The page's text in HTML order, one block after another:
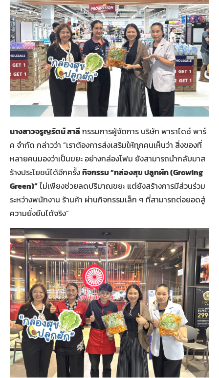
นางสาวจรูญรัตน์ สาลีกรรมการผู้จัดการ บริษัท พาราไดซ์ พาร์
ค จำกัด กล่าวว่า “เราต้องการส่งเสริมให้ทุกคนเห็นว่า สิ่งของที่
หลายคนมองว่าเป็นขยะ อย่างกล่องโฟม ยังสามารถนำกลับมาส
ร้างประโยชน์ได้อีกครั้งกิจกรรม “กล่องสุข ปลูกผัก (Growing
Green)”ไม่เพียงช่วยลดปริมาณขยะ แต่ยังสร้างการมีส่วนร่วม
ระหว่างพนักงาน ร้านค้า ผ่านกิจกรรมเล็ก ๆ ที่สามารถต่อยอดสู่
ความยั่งยืนได้จริง”